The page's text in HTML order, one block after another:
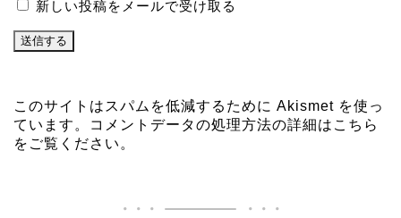
新しい投稿をメールで受け取る
このサイトはスパムを低減するために Akismet を使っ
ています。
コメントデータの処理方法の詳細はこちら
をご覧ください 。